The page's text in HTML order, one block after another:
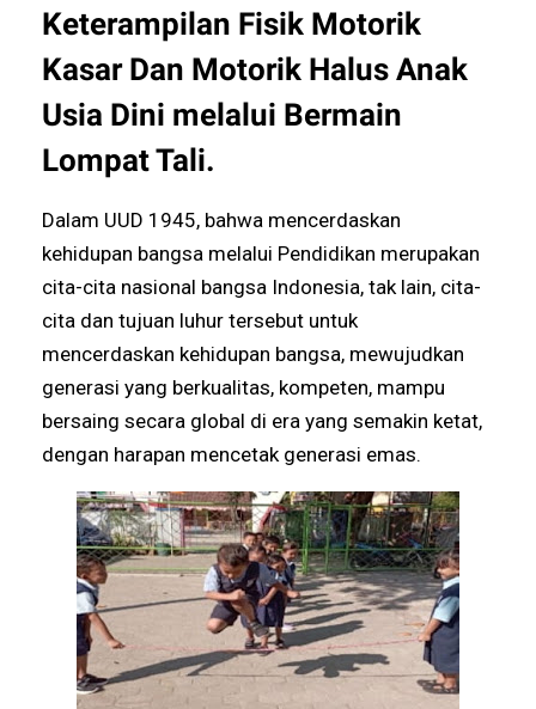
Keterampilan Fisik Motorik
Kasar Dan Motorik Halus Anak
Usia Dini melalui Bermain
Lompat Tali.
Dalam UUD 1945, bahwa mencerdaskan
kehidupan bangsa melalui Pendidikan merupakan
cita-cita nasional bangsa Indonesia, tak lain, cita-
cita dan tujuan luhur tersebut untuk
mencerdaskan kehidupan bangsa, mewujudkan
generasi yang berkualitas, kompeten, mampu
bersaing secara global di era yang semakin ketat,
dengan harapan mencetak generasi emas.